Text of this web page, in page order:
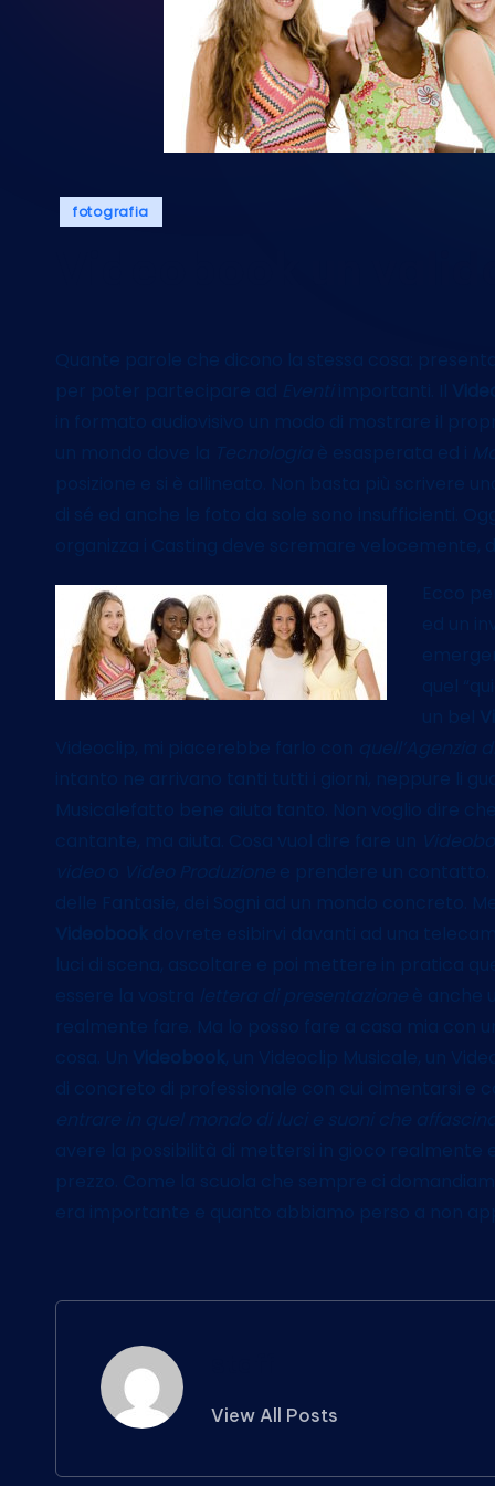
Posted
fotografia
Quante parole che dicono la stessa cosa:
per poter partecipare ad
Eventi importanti. Il
in formato audiovisivo un modo di mostrare il
un mondo dove la
Tecnologia è esasperata ed i
posizione e si è allineato. Non basta più scrivere
di sé ed anche le foto da sole sono insufficienti.
organizza i Casting deve scremare velocemente,
Ecco
ed un
quel
un bel
Videoclip, mi piacerebbe farlo con
quell’Agenzia
intanto ne arrivano tanti tutti i giorni, neppure li
Musicalefatto bene aiuta tanto. Non voglio dire
cantante, ma aiuta. Cosa vuol dire fare un
video
Video Produzione
e prendere un contatto.
delle Fantasie, dei Sogni ad un mondo concreto.
Videobook
dovrete esibirvi davanti ad una
luci di scena, ascoltare e poi mettere in pratica
essere la vostra
lettera di presentazione è anche
realmente fare. Ma lo posso fare a casa mia con
Videobook , un Videoclip Musicale, un
di concreto di professionale con cui cimentarsi e
entrare in quel mondo di luci e suoni che
avere la possibilità di mettersi in gioco realmente
prezzo. Come la scuola che sempre ci
era importante e quanto abbiamo perso a non
View All Posts